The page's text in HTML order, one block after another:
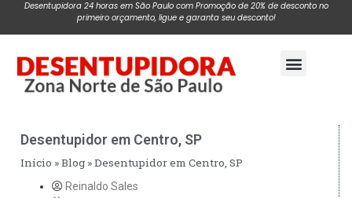
Desentupidora 24 horas em São Paulo com Promoção de 20% de desconto no
primeiro orçamento, ligue e garanta seu desconto!
Desentupidor em Centro, SP
Início »Blog »Desentupidor em Centro, SP
Reinaldo Sales